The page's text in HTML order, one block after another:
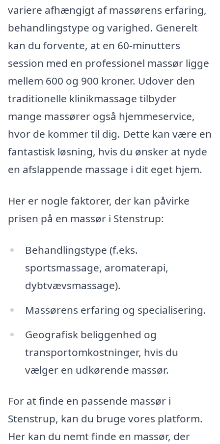
variere afhængigt af massørens erfaring,
behandlingstype og varighed. Generelt
kan du forvente, at en 60-minutters
session med en professionel massør ligge
mellem 600 og 900 kroner. Udover den
traditionelle klinikmassage tilbyder
mange massører også hjemmeservice,
hvor de kommer til dig. Dette kan være en
fantastisk løsning, hvis du ønsker at nyde
en afslappende massage i dit eget hjem.
Her er nogle faktorer, der kan påvirke
prisen på en massør i Stenstrup:
Behandlingstype (f.eks.
sportsmassage, aromaterapi,
dybtvævsmassage).
Massørens erfaring og specialisering.
Geografisk beliggenhed og
transportomkostninger, hvis du
vælger en udkørende massør.
For at finde en passende massør i
Stenstrup, kan du bruge vores platform.
Her kan du nemt finde en massør, der